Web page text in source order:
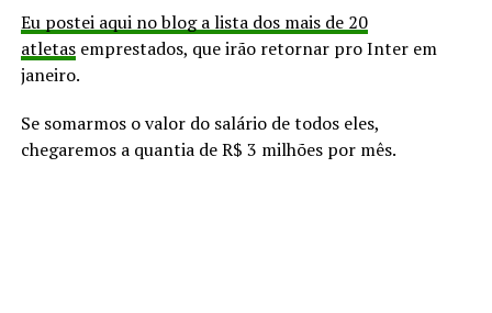
Eu postei aqui no blog a lista dos mais de 20
atletasemprestados, que irão retornar pro Inter em
janeiro.
Se somarmos o valor do salário de todos eles,
chegaremos a quantia de R$ 3 milhões por mês.